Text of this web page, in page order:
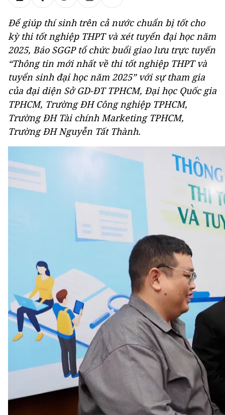
Để giúp thí sinh trên cả nước chuẩn bị tốt cho
kỳ thi tốt nghiệp THPT và xét tuyển đại học năm
2025, Báo SGGP tổ chức buổi giao lưu trực tuyến
“Thông tin mới nhất về thi tốt nghiệp THPT và
tuyển sinh đại học năm 2025” với sự tham gia
của đại diện Sở GD-ĐT TPHCM, Đại học Quốc gia
TPHCM, Trường ĐH Công nghiệp TPHCM,
Trường ĐH Tài chính Marketing TPHCM,
Trường ĐH Nguyễn Tất Thành.